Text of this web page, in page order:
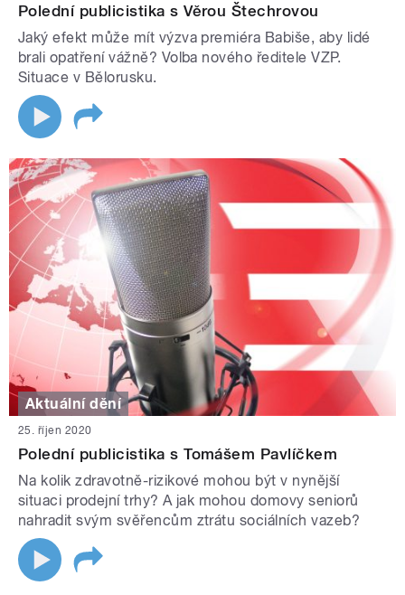
Polední publicistika s Věrou Štechrovou
Jaký efekt může mít výzva premiéra Babiše, aby lidé
brali opatření vážně? Volba nového ředitele VZP.
Situace v Bělorusku.
Aktuální dění
25. říjen 2020
Polední publicistika s Tomášem Pavlíčkem
Na kolik zdravotně-rizikové mohou být v nynější
situaci prodejní trhy? A jak mohou domovy seniorů
nahradit svým svěřencům ztrátu sociálních vazeb?